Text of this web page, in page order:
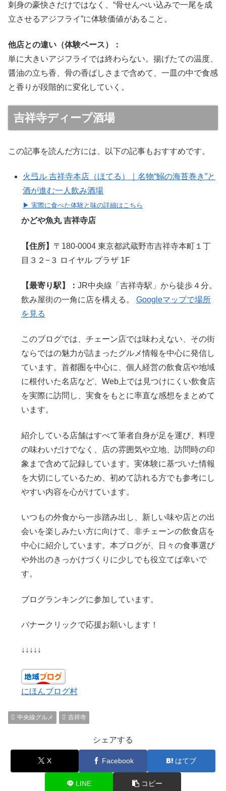
刺身の豪快さだけではなく、“骨せんべい込みで一尾を成
立させるアジフライ”に体験価値があること。
他店との違い（体験ベース）：
単に大きいアジフライでは終わらない。揚げたての温度、
醤油の立ち香、骨の香ばしさまで含めて、一皿の中で食感
と香りが段階的に変化していく。
吉祥寺ディープ酒場
この記事を読んだ方には、以下の記事もおすすめです。
火弖ル 吉祥寺本店（ほてる）｜名物“鰯の海苔巻き”と
酒が進む一人飲み酒場
▶ 実際に食べた体験と味の詳細はこちら
かどや魚丸 吉祥寺店
【住所】 〒180-0004 東京都武蔵野市吉祥寺本町１丁
目３２−３ ロイヤル プラザ 1F
【最寄り駅】： JR中央線「吉祥寺駅」から徒歩４分。
飲み屋街の一角に店を構える。 Googleマップで場所
を見る
このブログでは、チェーン店では味わえない、その街
ならではの魅力が詰まったグルメ情報を中心に発信し
ています。首都圏を中心に、個人経営の飲食店や地域
に根付いた名店など、Web上では見つけにくい飲食店
を実際に訪問し、実食をもとに率直な感想をまとめて
います。
紹介している店舗はすべて筆者自身が足を運び、料理
の味わいだけでなく、店の雰囲気や立地、訪問時の印
象まで含めて記録しています。実体験に基づいた情報
を大切にしているため、初めて訪れる方でも参考にし
やすい内容を心がけています。
いつもの外食から一歩踏み出し、新しい味や店との出
会いを楽しみたい方に向けて、非チェーンの飲食店を
中心に紹介しています。本ブログが、日々の食事選び
や外出のきっかけづくりに少しでも役立てば幸いで
す。
ブログランキングに参加しています。
バナークリックで応援お願いします！
↓↓↓↓↓
にほんブログ村
中央線グルメ 吉祥寺
シェアする
X Facebook はてブ
LINE コピー